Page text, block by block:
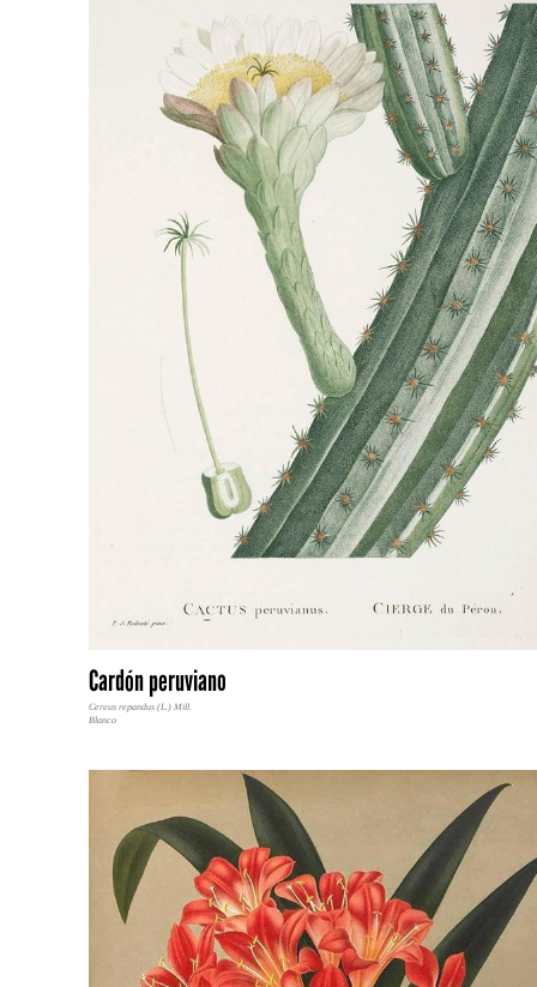
Cardón peruviano
Cereus repandus (L.) Mill.
Blanco